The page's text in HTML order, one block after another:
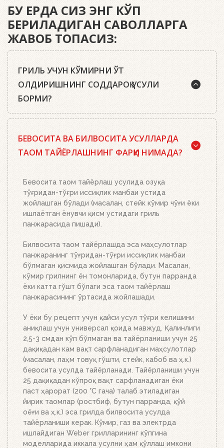
БУ ЕРДА СИЗ ЭНГ КЎП
БЕРИЛАДИГАН САВОЛЛАРГА
ЖАВОБ ТОПАСИЗ:
ГРИЛЬ УЧУН КЎМИРНИ ЎТ
ОЛДИРИШНИНГ СОДДАРОҚ УСУЛИ
БОРМИ?
Weber кўмир брикетларидан, ўт олдириш
кубиклари, ҳамда бизнинг ўт олдириш
мосламамиздан фойдаланинг. Ўт олдириш
брикетлар билан тўлдиринг, кўмир панжараси
устига икки-учта ўт олдириш кубикидан қўйинг ва
уларни ёқинг. Устига кўмир ёки брикетлар билан
тўлдирилган ўт олдириш мосламасини қўйинг.
Бошқа ҳеч нима қилишнинг ҳожати йўқ. Ёқилғи,
дақиқада тўлиқ ёниб тугайди. Устки кўмир қизил
тусга кириб, брикетлар эса кул билан
қопланганда, кўмирни панжара устига тўкинг.
Аъло даражада иссиқлик беради!
БЕВОСИТА ВА БИЛВОСИТА УСУЛЛАРДА
ТАОМ ТАЙЁРЛАШНИНГ ФАРҚИ НИМАДА?
Бевосита таом тайёрлаш усулида озуқа
тўғридан-тўғри иссиқлик манбаи устида
жойлашган бўлади (масалан, стейк кўмир чўғи ёки
ишлаётган ёнувчи қисм устидаги гриль
панжарасида пишади).
Билвосита таом тайёрлашда эса маҳсулотлар
панжаранинг тўғридан-тўғри иссиқлик манбаи
бўлмаган қисмида жойлашган бўлади. Масалан,
кўмир грилнинг ён томонларида, бутун парранда
ёки катта гўшт бўлаги эса таом тайёрлаш
панжарасининг ўртасида жойлашади.
У ёки бу рецепт учун қайси усул тўғри келишини
аниқлаш учун универсал қоида мавжуд. Қалинлиги
2,5-3 смдан кўп бўлмаган ва тайёрланиши учун 25
дақиқадан кам вақт сарфланадиган маҳсулотлар
(масалан, лаҳм товуқ гўшти, стейк, кабоб ва ҳ.к.)
бевосита усулда тайёрланади. Тайёрланиши учун
25 дақиқадан кўпроқ вақт сарфланадиган ёки
паст ҳарорат (200 °C гача) талаб этиладиган
йирик таомлар (ростбиф, бутун парранда, қўй
оёғи ва ҳ.к.) эса грилда билвосита усулда
тайёрланиши керак. Кўмир, газ ва электрда
ишлайдиган Weber грилларининг кўпгина
моделларида иккала усулни ҳам қўллаш имкони